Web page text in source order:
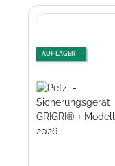
AUF LAGER